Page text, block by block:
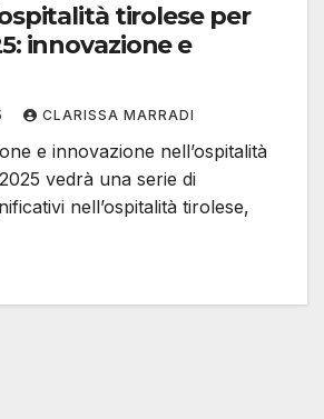
tirolese per
innovazione e
CLARISSA MARRADI
e innovazione nell’ospitalità
vedrà una serie di
nell’ospitalità tirolese,